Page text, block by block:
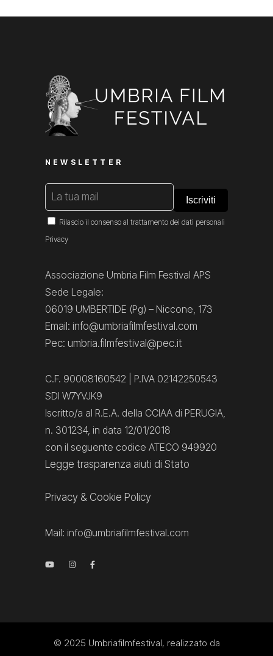
NEWSLETTER
Rilascio il consenso al trattamento dei dati personali
Privacy
Associazione Umbria Film Festival APS
Sede Legale:
06019 UMBERTIDE (Pg) – Niccone, 173
Email: info@umbriafilmfestival.com
Pec: umbria.filmfestival@pec.it
C.F. 90008160542 | P.IVA 02142250543
SDI W7YVJK9
Iscritto/a al R.E.A. della CCIAA di PERUGIA,
n. 301234, in data 12/01/2018
con il seguente codice ATECO 949920
Legge trasparenza aiuti di Stato
Privacy & Cookie Policy
Mail: info@umbriafilmfestival.com
© 2025 Umbriafilmfestival, realizzato da